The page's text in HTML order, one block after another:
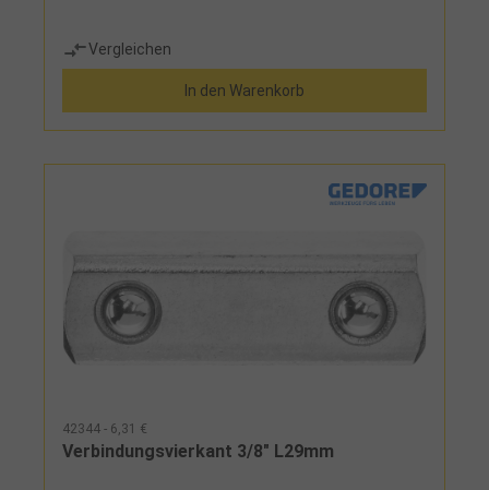
Vergleichen
In den Warenkorb
42344 - 6,31 €
Verbindungsvierkant 3/8" L29mm